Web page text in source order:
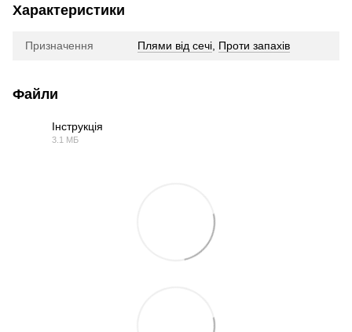
Характеристики
Призначення Плями від сечі Проти запахів
Файли
Інструкція
3.1 МБ